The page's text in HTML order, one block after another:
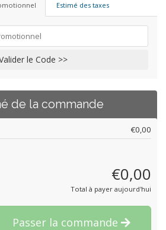
Estimé des taxes
le Code >>
de la commande
€0,00
€0,00
Total à payer aujourd'hui
Passer la commande